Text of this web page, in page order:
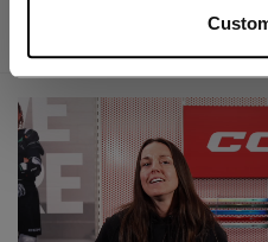
PHOTOS DU PRODUIT